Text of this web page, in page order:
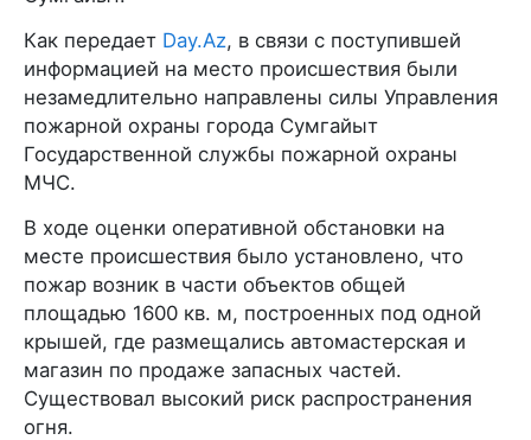
Как передает Day.Az, в связи с поступившей
информацией на место происшествия были
незамедлительно направлены силы Управления
пожарной охраны города Сумгайыт
Государственной службы пожарной охраны
МЧС.
В ходе оценки оперативной обстановки на
месте происшествия было установлено, что
пожар возник в части объектов общей
площадью 1600 кв. м, построенных под одной
крышей, где размещались автомастерская и
магазин по продаже запасных частей.
Существовал высокий риск распространения
огня.